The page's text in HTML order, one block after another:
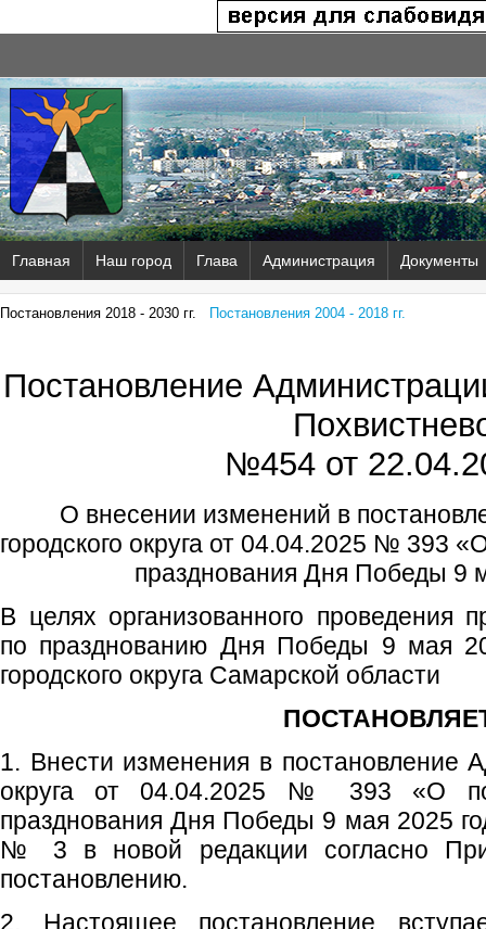
Главная Наш город Глава Администрация Документы
Постановления 2018 - 2030 гг. Постановления 2004 - 2018 гг.
Постановление
№454 от
О внесении изменений в
городского округа от 04.04.2025 № 393
празднования Дня Победы 9
В целях организованного проведения
по празднованию Дня Победы 9 мая
городского округа Самарской области
1. Внести изменения в постановление
округа от 04.04.2025 № 393 «О
празднования Дня Победы 9 мая 2025
№ 3 в новой редакции согласно
постановлению.
2. Настоящее постановление